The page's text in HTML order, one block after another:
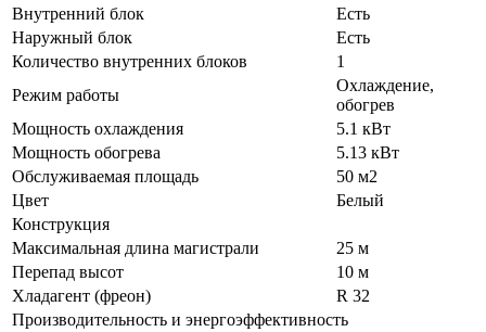
Внутренний блок
Есть
Наружный блок
Есть
Количество внутренних блоков
1
Режим работы
Охлаждение,
обогрев
Мощность охлаждения
5.1 кВт
Мощность обогрева
5.13 кВт
Обслуживаемая площадь
50 м2
Цвет
Белый
Конструкция
Максимальная длина магистрали
25 м
Перепад высот
10 м
Хладагент (фреон)
R 32
Производительность и энергоэффективность